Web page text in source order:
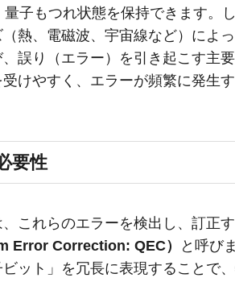
子もつれ状態を保持できます。
熱、電磁波、宇宙線など）によ
誤り（エラー）を引き起こす主
けやすく、エラーが頻繁に発生
要性
これらのエラーを検出し、訂正
Error Correction: QEC）
と呼び
ット」を冗長に表現することで